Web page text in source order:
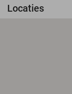
Locaties